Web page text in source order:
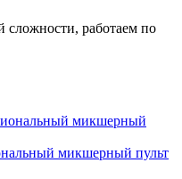
работаем по
микшерный пульт